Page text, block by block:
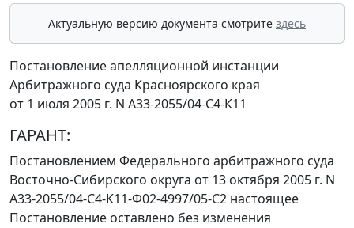
Актуальную версию документа смотрите здесь
Постановление апелляционной инстанции
Арбитражного суда Красноярского края
от 1 июля 2005 г. N А33-2055/04-С4-К11
ГАРАНТ:
Постановлением Федерального арбитражного суда
Восточно-Сибирского округа от 13 октября 2005 г. N
А33-2055/04-С4-К11-Ф02-4997/05-С2 настоящее
Постановление оставлено без изменения